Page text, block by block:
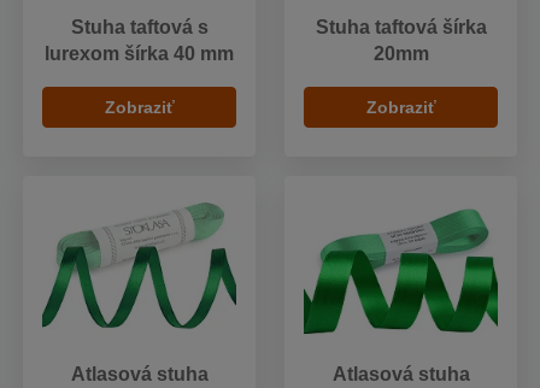
Stuha taftová s
lurexom šírka 40 mm
Zobraziť
Stuha taftová šírka
20mm
Zobraziť
Atlasová stuha
Atlasová stuha